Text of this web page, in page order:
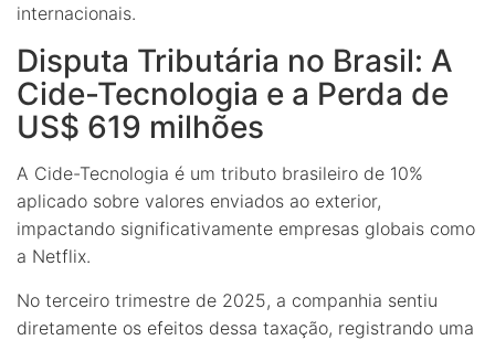
internacionais.
Disputa Tributária no Brasil: A
Cide-Tecnologia e a Perda de
US$ 619 milhões
A Cide-Tecnologia é um tributo brasileiro de 10%
aplicado sobre valores enviados ao exterior,
impactando significativamente empresas globais como
a Netflix.
No terceiro trimestre de 2025, a companhia sentiu
diretamente os efeitos dessa taxação, registrando uma